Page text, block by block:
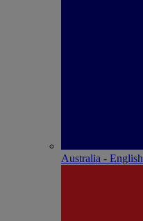
Australia - English